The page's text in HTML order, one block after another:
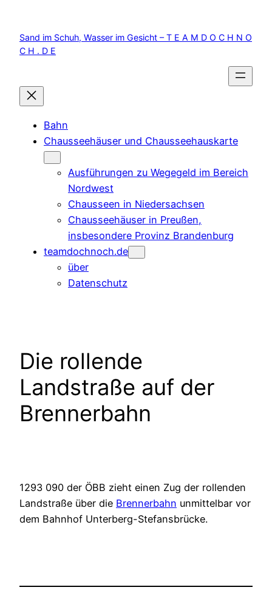
springen
Sand im Schuh, Wasser im Gesicht – T E A M D O C H N O
C H . D E
Bahn
Chausseehäuser und Chausseehauskarte
Ausführungen zu Wegegeld im Bereich
Nordwest
Chausseen in Niedersachsen
Chausseehäuser in Preußen,
insbesondere Provinz Brandenburg
teamdochnoch.de
über
Datenschutz
Die rollende
Landstraße auf der
Brennerbahn
1293 090 der ÖBB zieht einen Zug der rollenden
Landstraße über die Brennerbahn unmittelbar vor
dem Bahnhof Unterberg-Stefansbrücke.